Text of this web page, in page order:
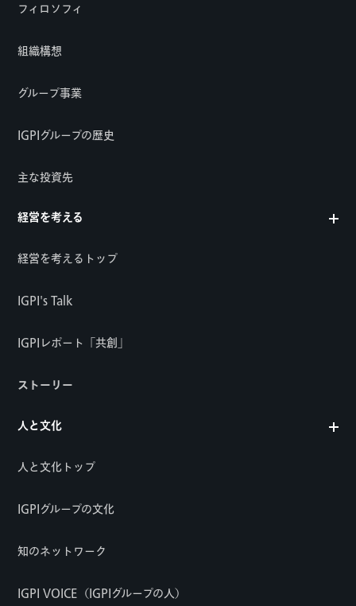
フィロソフィ
組織構想
グループ事業
IGPIグループの歴史
主な投資先
経営を考える
経営を考えるトップ
IGPI's Talk
IGPIレポート「共創」
ストーリー
人と文化
人と文化トップ
IGPIグループの文化
知のネットワーク
IGPI VOICE（IGPIグループの人）